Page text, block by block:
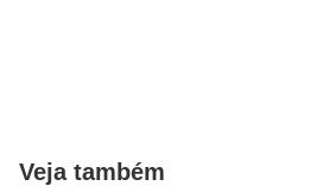
Veja também